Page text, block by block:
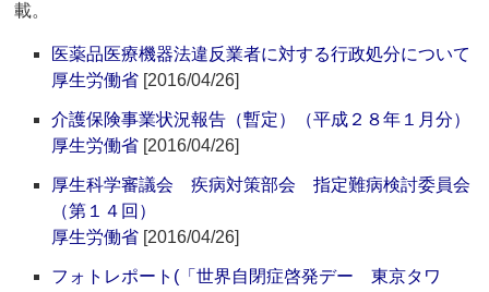
載。
医薬品医療機器法違反業者に対する行政処分について
厚生労働省 [2016/04/26]
介護保険事業状況報告（暫定）（平成２８年１月分）
厚生労働省 [2016/04/26]
厚生科学審議会 疾病対策部会 指定難病検討委員会
（第１４回）
厚生労働省 [2016/04/26]
フォトレポート(「世界自閉症啓発デー 東京タワ